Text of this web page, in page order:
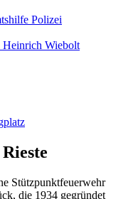
Polizei
Heinrich Wiebolt
Stützpunktfeuerwehr
die 1934 gegründet